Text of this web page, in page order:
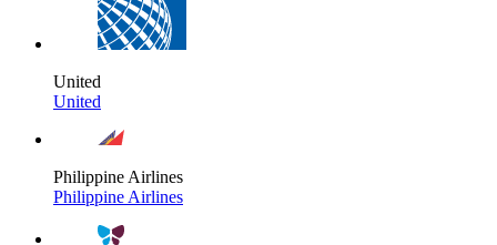
United
United
Philippine Airlines
Philippine Airlines